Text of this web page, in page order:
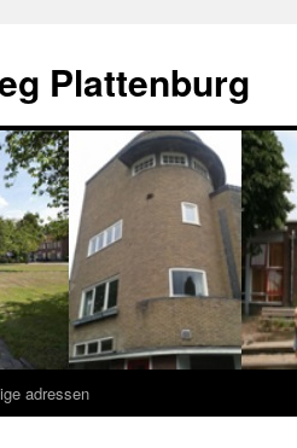
Plattenburg
adressen